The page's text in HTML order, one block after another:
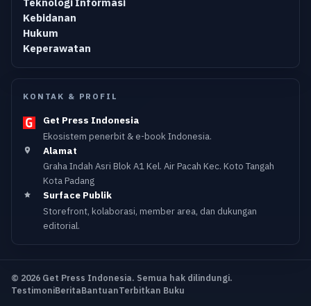
Kebidanan
Hukum
Keperawatan
KONTAK & PROFIL
Get Press Indonesia
Ekosistem penerbit & e-book Indonesia.
Alamat
Graha Indah Asri Blok A1 Kel. Air Pacah Kec. Koto Tangah
Kota Padang
Surface Publik
Storefront, kolaborasi, member area, dan dukungan
editorial.
© 2026 Get Press Indonesia. Semua hak dilindungi.
TestimoniBeritaBantuanTerbitkan Buku